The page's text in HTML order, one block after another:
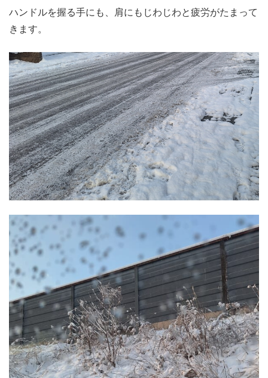
ハンドルを握る手にも、肩にもじわじわと疲労がたまって
きます。